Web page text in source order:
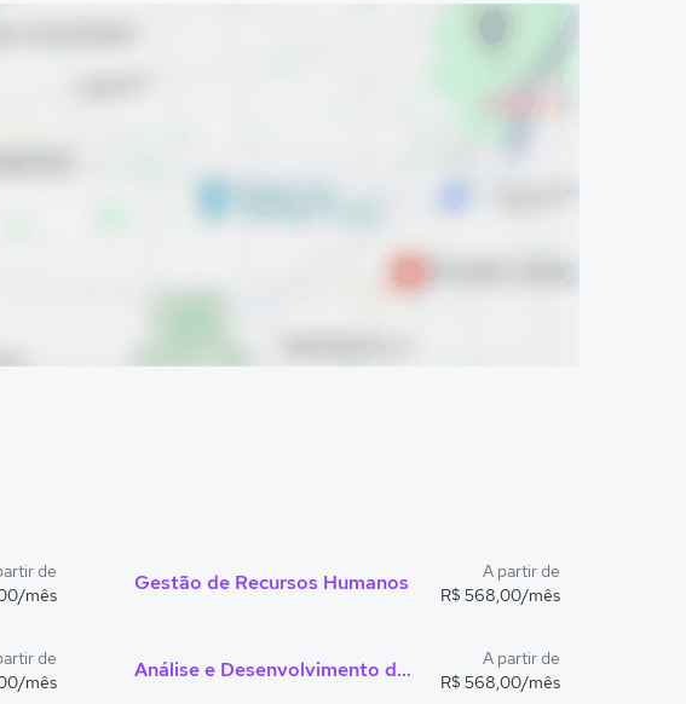
de
mês
de
mês
Gestão de Recursos Humanos
A partir de
R$ 568,00/mês
Análise e Desenvolvimento de Sistemas
A partir de
R$ 568,00/mês